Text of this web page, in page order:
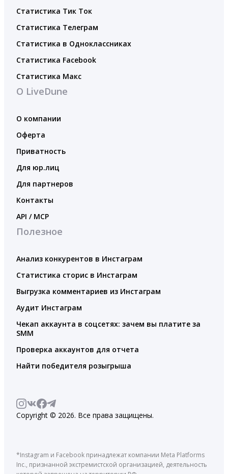
Статистика Тик Ток
Статистика Телеграм
Статистика в Одноклассниках
Статистика Facebook
Статистика Макс
О LiveDune
О компании
Оферта
Приватность
Для юр.лиц
Для партнеров
Контакты
API / MCP
Полезное
Анализ конкурентов в Инстаграм
Статистика сторис в Инстаграм
Выгрузка комментариев из Инстаграм
Аудит Инстаграм
Чекап аккаунта в соцсетях: зачем вы платите за
SMM
Проверка аккаунтов для отчета
Найти победителя розыгрыша
Copyright © 2026. Все права защищены.
*Instagram и Facebook принадлежат компании Meta Platforms
Inc., признанной экстремистской организацией, деятельность